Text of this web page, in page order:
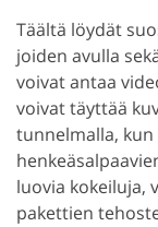
Täältä löydät
joiden avulla
voivat antaa
voivat täyttää
tunnelmalla,
luovia kokeiluja,
pakettien